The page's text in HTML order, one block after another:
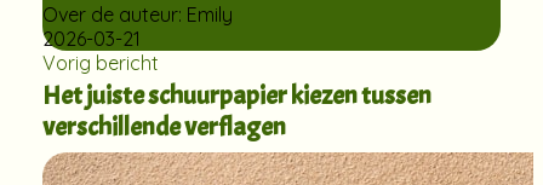
Over de auteur: Emily
2026-03-21
Vorig bericht
Het juiste schuurpapier kiezen tussen
verschillende verflagen